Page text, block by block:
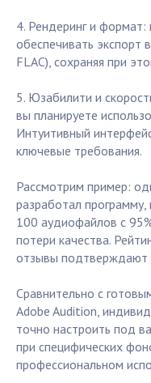
4. Рендеринг и
обеспечивать экспорт
FLAC), сохраняя при
5. Юзабилити и
вы планируете
Интуитивный
ключевые требования.
Рассмотрим пример:
разработал
100 аудиофайлов с
потери качества.
отзывы подтверждают
Сравнительно с
Adobe Audition,
точно настроить под
при специфических
профессиональном